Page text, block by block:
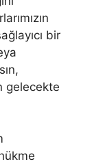
bir
gelecekte